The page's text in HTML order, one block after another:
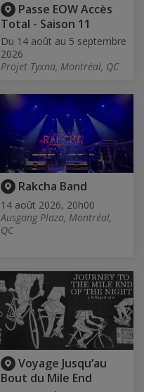
Passe EOW Accès
Total - Saison 11
Du 14 août au 5 septembre
2026
Projet Tyxna, Montréal, QC
Rakcha Band
14 août 2026, 20h00
Ausgang Plaza, Montréal,
QC
Voyage Jusqu’au
Bout du Mile End